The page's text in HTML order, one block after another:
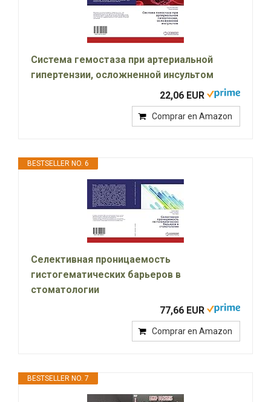
Система гемостаза при артериальной
гипертензии, осложненной инсультом
22,06 EUR
Comprar en Amazon
BESTSELLER NO. 6
Селективная проницаемость
гистогематических барьеров в
стоматологии
77,66 EUR
Comprar en Amazon
BESTSELLER NO. 7